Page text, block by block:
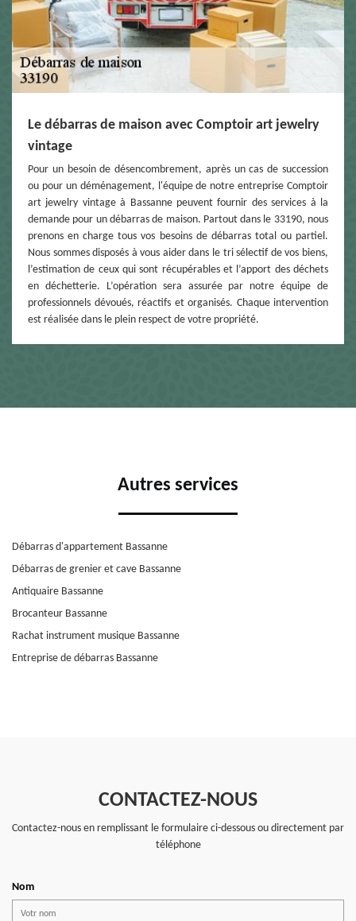
Le débarras de maison avec Comptoir art jewelry
vintage
Pour un besoin de désencombrement, après un cas de succession
ou pour un déménagement, l'équipe de notre entreprise Comptoir
art jewelry vintage à Bassanne peuvent fournir des services à la
demande pour un débarras de maison. Partout dans le 33190, nous
prenons en charge tous vos besoins de débarras total ou partiel.
Nous sommes disposés à vous aider dans le tri sélectif de vos biens,
l’estimation de ceux qui sont récupérables et l’apport des déchets
en déchetterie. L’opération sera assurée par notre équipe de
professionnels dévoués, réactifs et organisés. Chaque intervention
est réalisée dans le plein respect de votre propriété.
Autres services
Débarras d'appartement Bassanne
Débarras de grenier et cave Bassanne
Antiquaire Bassanne
Brocanteur Bassanne
Rachat instrument musique Bassanne
Entreprise de débarras Bassanne
CONTACTEZ-NOUS
Contactez-nous en remplissant le formulaire ci-dessous ou directement par
téléphone
Nom